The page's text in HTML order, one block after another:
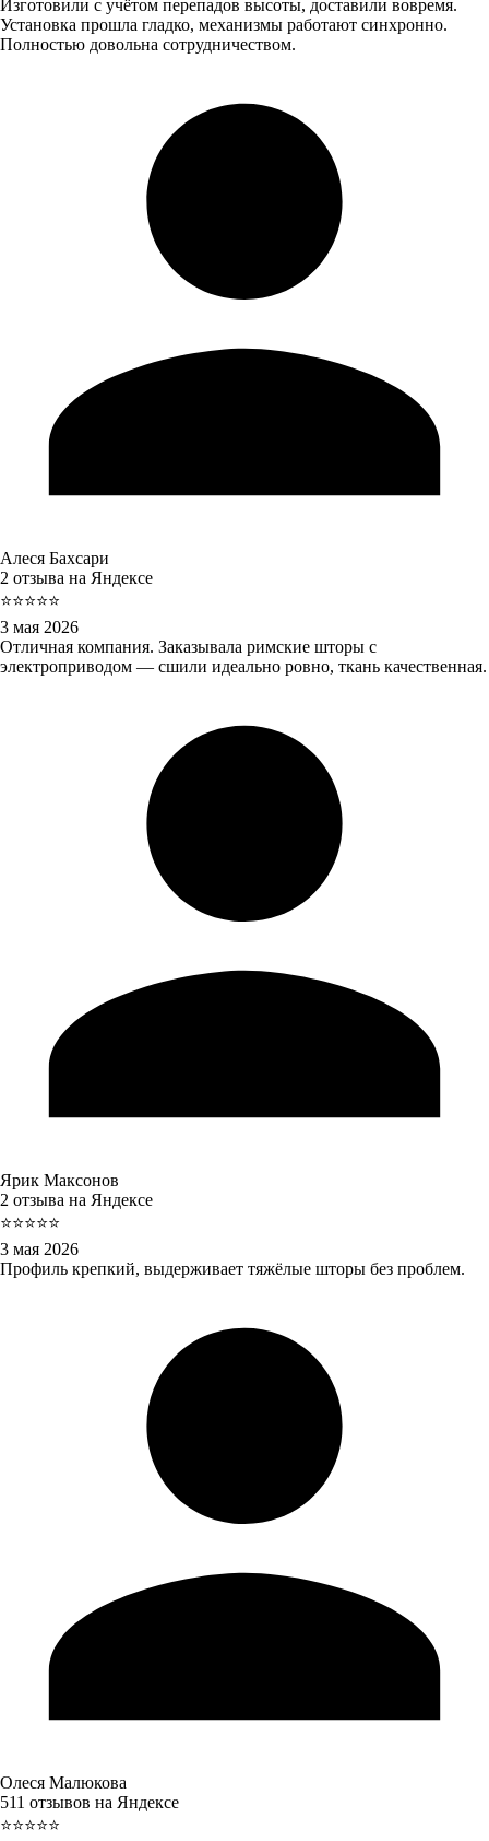
Изготовили с учётом перепадов высоты, доставили вовремя.
Установка прошла гладко, механизмы работают синхронно.
Полностью довольна сотрудничеством.
Алеся Бахсари
2 отзыва на Яндексе
⭐⭐⭐⭐⭐
3 мая 2026
Отличная компания. Заказывала римские шторы с
электроприводом — сшили идеально ровно, ткань качественная.
Ярик Максонов
2 отзыва на Яндексе
⭐⭐⭐⭐⭐
3 мая 2026
Профиль крепкий, выдерживает тяжёлые шторы без проблем.
Олеся Малюкова
511 отзывов на Яндексе
⭐⭐⭐⭐⭐